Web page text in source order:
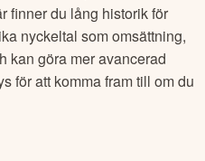
finner du lång historik för
nyckeltal som omsättning,
kan göra mer avancerad
för att komma fram till om du